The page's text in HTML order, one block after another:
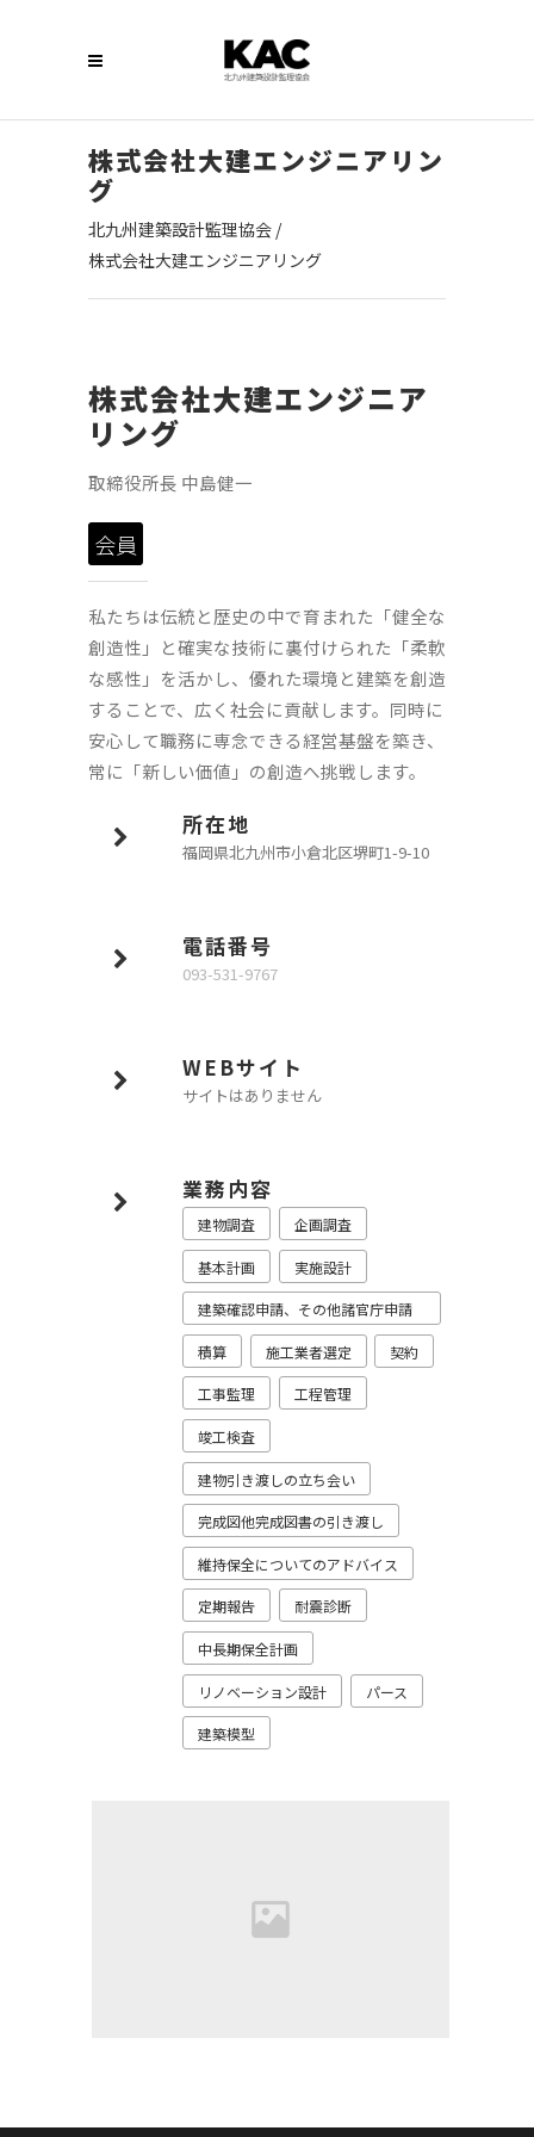
株式会社大建エンジニアリン
グ
北九州建築設計監理協会 /
株式会社大建エンジニアリング
株式会社大建エンジニア
リング
取締役所長 中島健一
会員
私たちは伝統と歴史の中で育まれた「健全な
創造性」と確実な技術に裏付けられた「柔軟
な感性」を活かし、優れた環境と建築を創造
することで、広く社会に貢献します。同時に
安心して職務に専念できる経営基盤を築き、
常に「新しい価値」の創造へ挑戦します。
所在地
福岡県北九州市小倉北区堺町1-9-10
電話番号
093-531-9767
WEBサイト
サイトはありません
業務内容
建物調査 企画調査
基本計画 実施設計
建築確認申請、その他諸官庁申請
業務
積算 施工業者選定 契約
工事監理 工程管理
竣⼯検査
建物引き渡しの⽴ち会い
完成図他完成図書の引き渡し
維持保全についてのアドバイス
定期報告 耐震診断
中長期保全計画
リノベーション設計 パース
建築模型